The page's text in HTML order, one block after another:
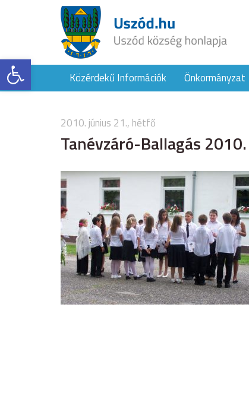
Eszköztár megnyitásaKözérdekű Információk Önkormányzat
2010. június 21., hétfő
Tanévzáró-Ballagás 2010.